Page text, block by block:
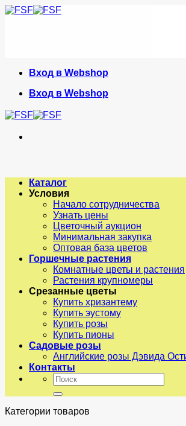
Skip
Вход в Webshop
Вход в Webshop
Каталог
Условия
Начало сотрудничества
Узнать цены
Цветочный аукцион
Минимальная закупка
Оптовая база цветов
Горшечные растения
Комнатные цветы и растения
Растения крупномеры
Срезанные цветы
Купить хризантему
Купить эустому
Купить розы
Купить пионы
Садовые розы
Английские розы Дэвида
Контакты
Искать:
Категории товаров